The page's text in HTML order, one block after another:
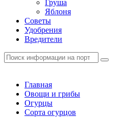
Груша
Яблоня
Советы
Удобрения
Вредители
Главная
Овощи и грибы
Огурцы
Сорта огурцов